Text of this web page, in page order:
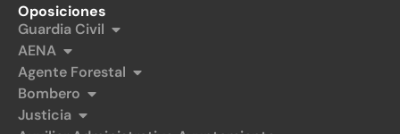
Oposiciones
Guardia Civil
AENA
Agente Forestal
Bombero
Justicia